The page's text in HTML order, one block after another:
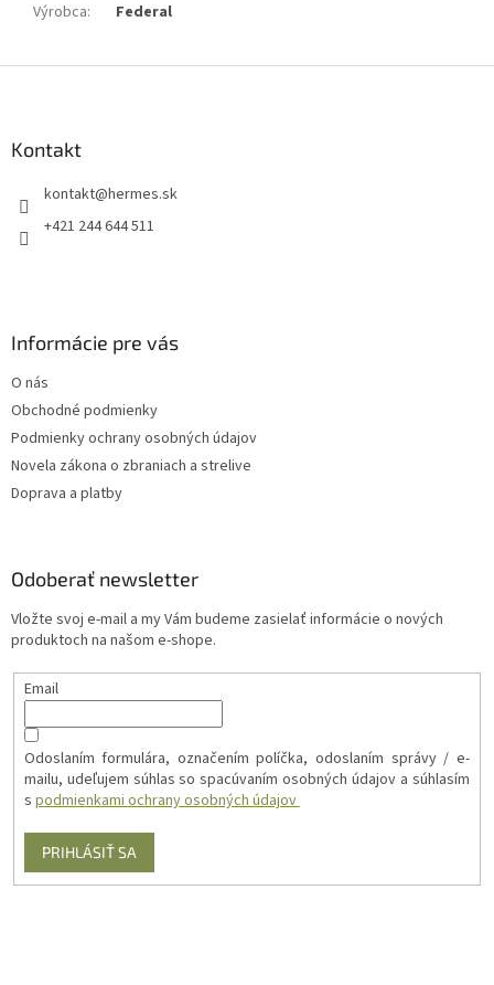
Výrobca: Federal
Kontakt
kontakt@hermes.sk
+421 244 644 511
Informácie pre vás
O nás
Obchodné podmienky
Podmienky ochrany osobných údajov
Novela zákona o zbraniach a strelive
Doprava a platby
Odoberať newsletter
Vložte svoj e-mail a my Vám budeme zasielať informácie o nových
produktoch na našom e-shope.
Email
Odoslaním formulára, označením políčka, odoslaním správy / e-
mailu, udeľujem súhlas so spacúvaním osobných údajov a súhlasím
s podmienkami ochrany osobných údajov
PRIHLÁSIŤ SA